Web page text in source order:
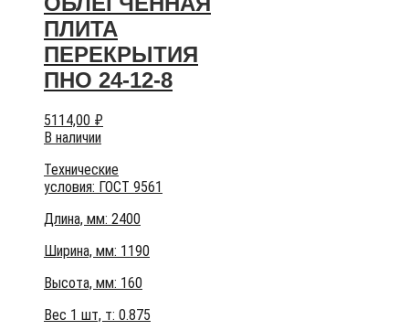
ПЛИТА
ПЕРЕКРЫТИЯ
ПНО 24-12-8
5114,00 ₽
В наличии
Технические
условия: ГОСТ 9561
Длина, мм: 2400
Ширина, мм: 1190
Высота, мм: 160
Вес 1 шт, т: 0.875